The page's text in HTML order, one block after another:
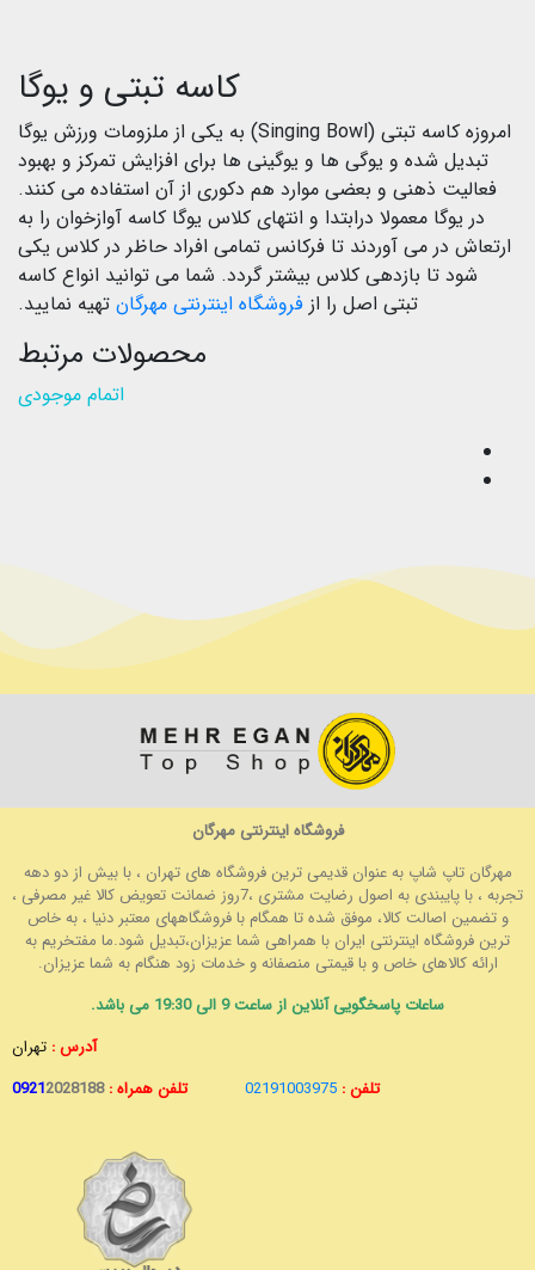
کاسه تبتی و یوگا
امروزه کاسه تبتی (Singing Bowl) به یکی از ملزومات ورزش یوگا
تبدیل شده و یوگی ها و یوگینی ها برای افزایش تمرکز و بهبود
فعالیت ذهنی و بعضی موارد هم دکوری از آن استفاده می کنند.
در یوگا معمولا درابتدا و انتهای کلاس یوگا کاسه آوازخوان را به
ارتعاش در می آوردند تا فرکانس تمامی افراد حاظر در کلاس یکی
شود تا بازدهی کلاس بیشتر گردد. شما می توانید انواع کاسه
تبتی اصل را از فروشگاه اینترنتی مهرگان تهیه نمایید.
محصولات مرتبط
اتمام موجودی
فروشگاه اینترنتی مهرگان
مهرگان تاپ شاپ به عنوان قدیمی ترین فروشگاه های تهران ، با بیش از دو دهه
تجربه ، با پایبندی به اصول رضایت مشتری ،7روز ضمانت تعویض کالا غیر مصرفی ،
و تضمین اصالت کالا، موفق شده تا همگام با فروشگاههای معتبر دنیا ، به خاص
ترین فروشگاه اینترنتی ایران با همراهی شما عزیزان،تبدیل شود.ما مفتخریم به
ارائه کالاهای خاص و با قیمتی منصفانه و خدمات زود هنگام به شما عزیزان.
ساعات پاسخگویی آنلاین از ساعت 9 الی 19:30 می باشد.
آدرس : تهران
تلفن : 02191003975 تلفن همراه : 09212028188